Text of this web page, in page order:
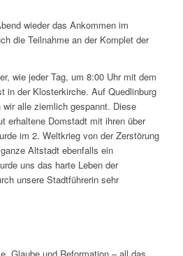
wieder das Ankommen im
die Teilnahme an der Komplet der
wie jeder Tag, um 8:00 Uhr mit dem
in der Klosterkirche. Auf Quedlinburg
alle ziemlich gespannt. Diese
erhaltene Domstadt mit ihren über
im 2. Weltkrieg von der Zerstörung
Altstadt ebenfalls ein
uns das harte Leben der
unsere Stadtführerin sehr